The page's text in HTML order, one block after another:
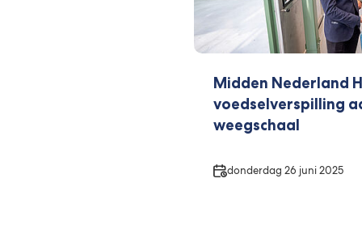
Midden Nederland
voedselverspilling
weegschaal
Datum
donderdag 26 juni 2025